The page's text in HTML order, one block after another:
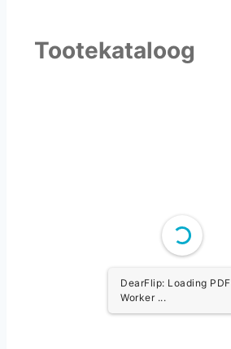
Tootekataloog
DearFlip: Loading PDF
Worker ...